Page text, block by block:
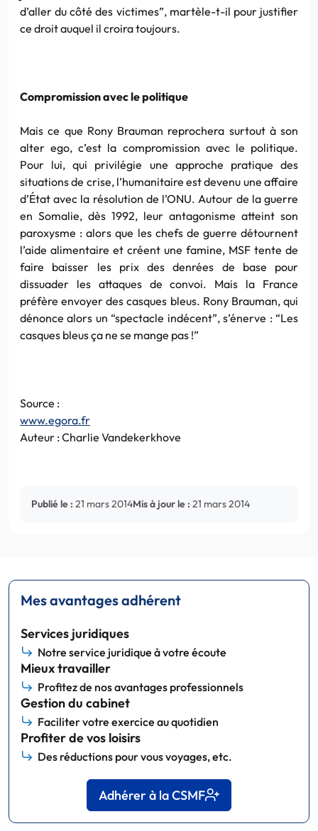
d’aller du côté des victimes”, martèle-t-il pour justifier
ce droit auquel il croira toujours.
Compromission avec le politique
Mais ce que Rony Brauman reprochera surtout à son
alter ego, c’est la compromission avec le politique.
Pour lui, qui privilégie une approche pratique des
situations de crise, l’humanitaire est devenu une affaire
d’État avec la résolution de l’ONU. Autour de la guerre
en Somalie, dès 1992, leur antagonisme atteint son
paroxysme : alors que les chefs de guerre détournent
l’aide alimentaire et créent une famine, MSF tente de
faire baisser les prix des denrées de base pour
dissuader les attaques de convoi. Mais la France
préfère envoyer des casques bleus. Rony Brauman, qui
dénonce alors un “spectacle indécent”, s’énerve : “Les
casques bleus ça ne se mange pas !”
Source :
www.egora.fr
Auteur : Charlie Vandekerkhove
Publié le : 21 mars 2014Mis à jour le : 21 mars 2014
Mes avantages adhérent
Services juridiques
Notre service juridique à votre écoute
Mieux travailler
Profitez de nos avantages professionnels
Gestion du cabinet
Faciliter votre exercice au quotidien
Profiter de vos loisirs
Des réductions pour vous voyages, etc.
Adhérer à la CSMF